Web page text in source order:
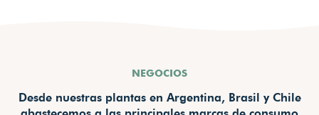
NEGOCIOS
Desde nuestras plantas en Argentina, Brasil y Chile